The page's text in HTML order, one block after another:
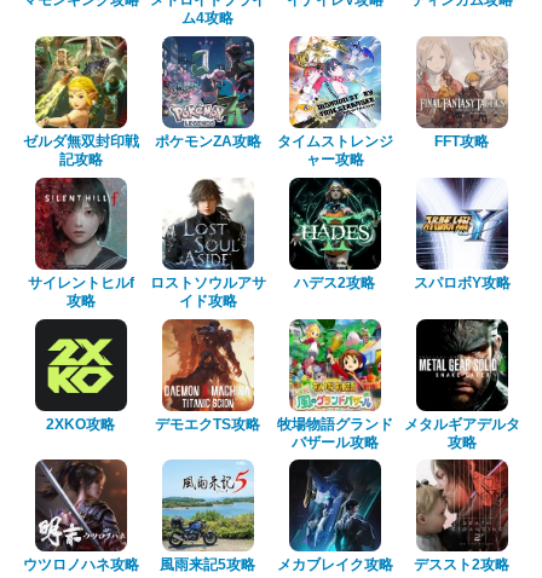
ム4攻略
ゼルダ無双封印戦
記攻略
ポケモンZA攻略
タイムストレンジ
ャー攻略
FFT攻略
サイレントヒルf
攻略
ロストソウルアサ
イド攻略
ハデス2攻略 スパロボY攻略
2XKO攻略 デモエクTS攻略
牧場物語グランド
バザール攻略
メタルギアデルタ
攻略
ウツロノハネ攻略 風雨来記5攻略 メカブレイク攻略 デススト2攻略